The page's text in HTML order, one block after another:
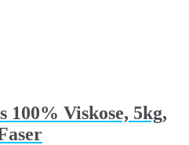
100% Viskose, 5kg,